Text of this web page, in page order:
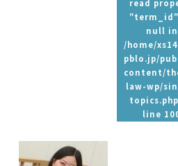
read
null in
/home/
pblo.jp/
content/
law-wp/
topics.php
line